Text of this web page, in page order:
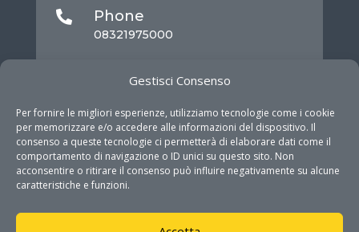
Gestisci Consenso
Per fornire le migliori esperienze, utilizziamo tecnologie come i cookie
per memorizzare e/o accedere alle informazioni del dispositivo. Il
consenso a queste tecnologie ci permetterà di elaborare dati come il
comportamento di navigazione o ID unici su questo sito. Non
acconsentire o ritirare il consenso può influire negativamente su alcune
caratteristiche e funzioni.
 Phone
08321975000